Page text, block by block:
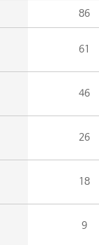
86
61
46
26
18
9